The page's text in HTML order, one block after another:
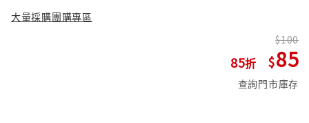
大量採購團購專區
85
100
85
查詢門市庫存